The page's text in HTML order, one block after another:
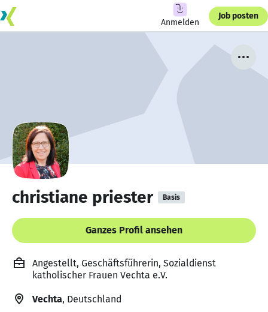
Anmelden
Job posten
christiane priester Basis
Ganzes Profil ansehen
Angestellt, Geschäftsführerin, Sozialdienst
katholischer Frauen Vechta e.V.
Vechta, Deutschland